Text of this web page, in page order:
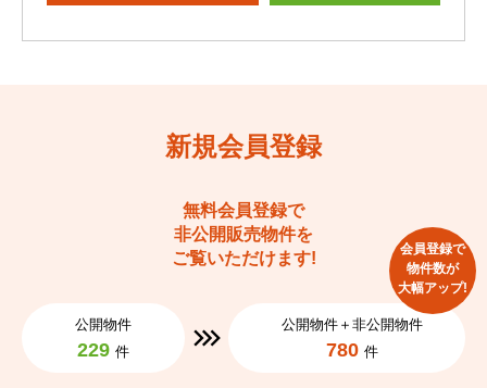
新規会員登録
無料会員登録で
非公開販売物件を
ご覧いただけます!
公開物件
229 件
公開物件＋非公開物件
780 件
会員登録で
物件数が
大幅アップ!